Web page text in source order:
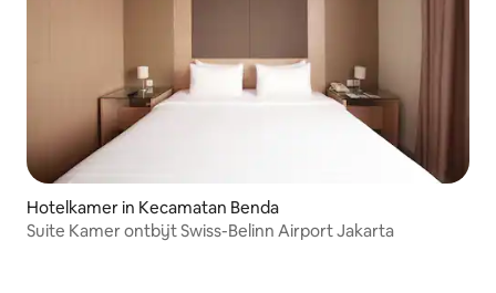
Hotelkamer in Kecamatan Benda
Suite Kamer ontbijt Swiss-Belinn Airport Jakarta